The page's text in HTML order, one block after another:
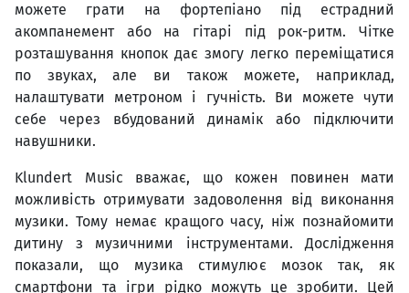
можете грати на фортепіано під естрадний
акомпанемент або на гітарі під рок-ритм. Чітке
розташування кнопок дає змогу легко переміщатися
по звуках, але ви також можете, наприклад,
налаштувати метроном і гучність. Ви можете чути
себе через вбудований динамік або підключити
навушники.
Klundert Music вважає, що кожен повинен мати
можливість отримувати задоволення від виконання
музики. Тому немає кращого часу, ніж познайомити
дитину з музичними інструментами. Дослідження
показали, що музика стимулює мозок так, як
смартфони та ігри рідко можуть це зробити. Цей